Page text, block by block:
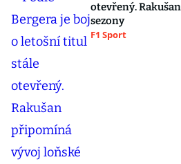
otevřený.
sezony
F1 Sport